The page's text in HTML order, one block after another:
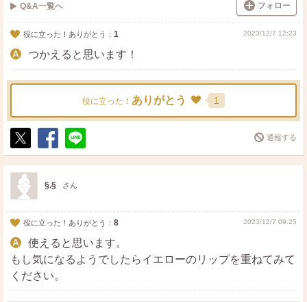
Q&A一覧へ フォロー
役に立った！ありがとう： 1 2023/12/7 12:23
つかえると思います！
役に立った！ ありがとう 1
ポ
ス
ト
シ
ェ
送
る
通報する
§.§ さん
役に立った！ありがとう： 8 2023/12/7 09:25
使えると思います。
もし気になるようでしたらイエローのリップを重ねてみて
ください。